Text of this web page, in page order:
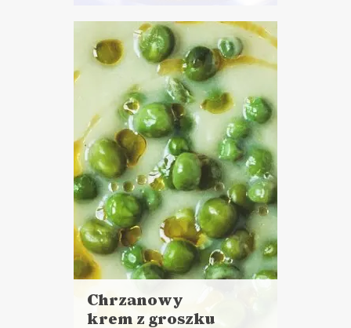
więcej
Czas przygotowania:
do 30 minut
ZUPY
Chrzanowy
krem z groszku